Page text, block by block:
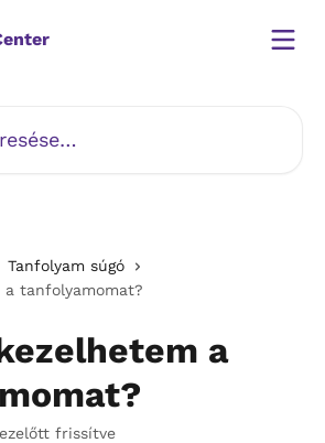
Tanfolyam súgó
a tanfolyamomat?
a
frissítve